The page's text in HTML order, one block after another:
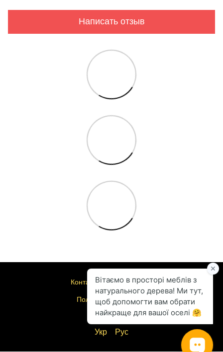
Написать отзыв
Контактная информация
Полная версия сайта
© 2004-2026
Укр Рус